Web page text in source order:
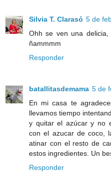
Silvia T. Clarasó 5 de
Ohh se ven una delicia,
ñammmm
Responder
batallitasdemama 5 de
En mi casa te
llevamos tiempo
y quitar el azúcar y no
con el azucar de coco,
atinar con el resto de
estos ingredientes. Un
Responder